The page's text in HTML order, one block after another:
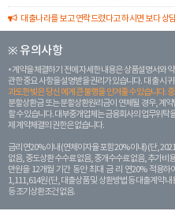
대출나라를 보고 연락드렸다고 하시면 보다 상
※ 유의사항
계약을 체결하기 전에 자세한 내용은 상품설명서와
관한 중요 사항을 설명받을 권리가 있습니다. 대 출 시
과도한 빚은 당신 에게 큰 불행을 안겨줄 수 있습니다.
분할상환금 또는 분할상환원리금이 연체될 경우, 계
할 수 있습니다. 대부중개업체는 금융회사의 업무위탁
제 계약체결의 권한은 없습니다.
금리 연20% 이내 (연체이자율 포함 20% 이내) (단,
없음, 중도상환 수수료 없음, 중개수수료 없음, 추가비
만원을 12개월 기간 동안 최대 금 리 연20% 적용하
1,111,614원 (단, 대출상품 및 상환방법 등 대출계약
등 조기상환조건 없음.